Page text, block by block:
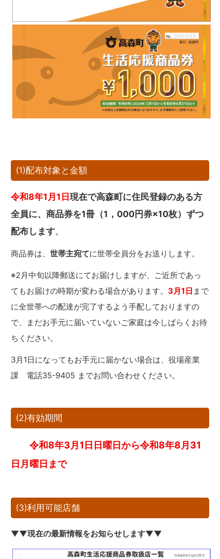
(1)配布対象と金額
令和8年1月1日現在で高森町に住民登録のある方
全員に、商品券を1冊（1，000円券×10枚）ずつ
配布します。
商品券は、世帯主宛てに世帯全員分をお送りします。
※2月中旬以降郵送にてお届けしますが、ご近所であっ
てもお届けの時期が変わる場合があります。 3月1日 まで
に全世帯への配達が完了するよう手配しておりますの
で、まだお手元に届いていないご家庭は今しばらくお待
ちください。
3月1日になってもお手元に届かない場合は、役場産業
課 電話35-9405 までお問い合わせください。
(2)有効期間
令和8年3月1日日曜日から令和8年8月31
日月曜日まで
(3)利用可能店舗
▼▼現在の最新情報をお知らせします▼▼